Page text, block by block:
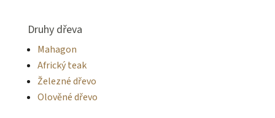
Druhy dřeva
Mahagon
Africký teak
Železné dřevo
Olověné dřevo